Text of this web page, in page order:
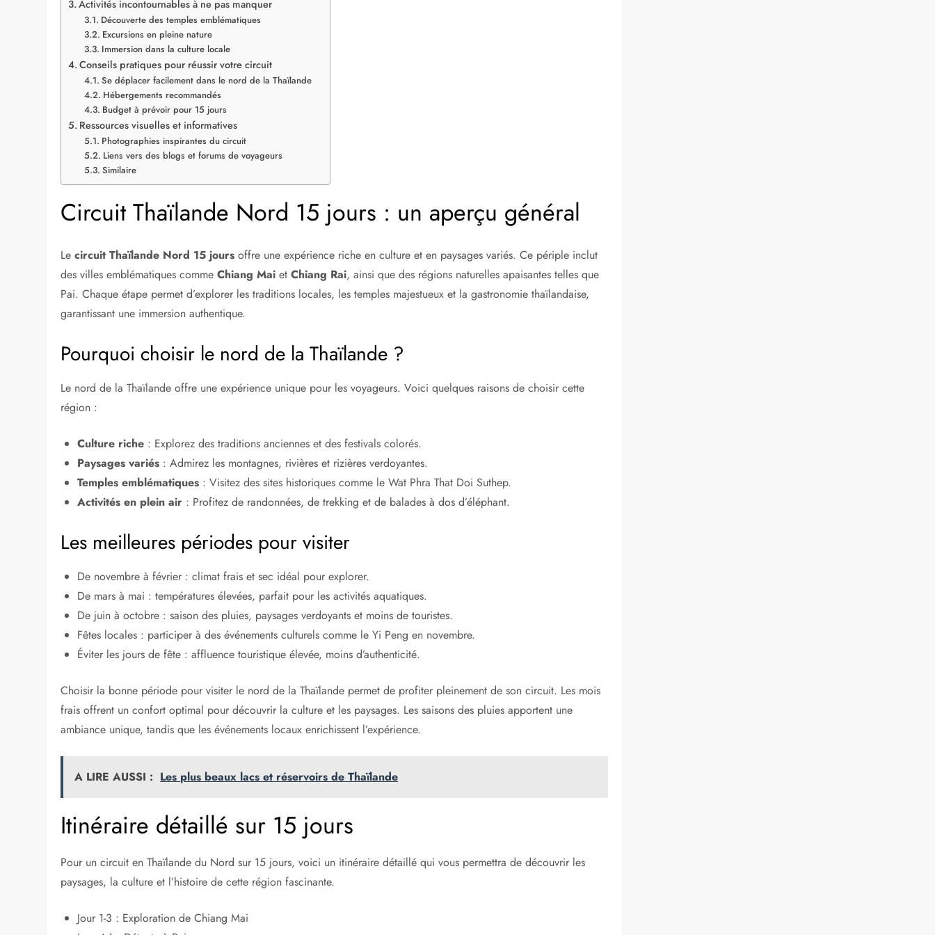
Activités incontournables à ne pas manquer
Découverte des temples emblématiques
Excursions en pleine nature
Immersion dans la culture locale
Conseils pratiques pour réussir votre circuit
Se déplacer facilement dans le nord de la Thaïlande
Hébergements recommandés
Budget à prévoir pour 15 jours
Ressources visuelles et informatives
Photographies inspirantes du circuit
Liens vers des blogs et forums de voyageurs
Similaire
Circuit Thaïlande Nord 15 jours : un aperçu général
Lecircuit Thaïlande Nord 15 jours offre une expérience riche en culture et en paysages variés. Ce périple inclut
des villes emblématiques commeChiang Mai etChiang Rai, ainsi que des régions naturelles apaisantes telles que
Pai. Chaque étape permet d’explorer les traditions locales, les temples majestueux et la gastronomie thaïlandaise,
garantissant une immersion authentique.
Pourquoi choisir le nord de la Thaïlande ?
Le nord de la Thaïlande offre une expérience unique pour les voyageurs. Voici quelques raisons de choisir cette
région :
Culture riche : Explorez des traditions anciennes et des festivals colorés.
Paysages variés : Admirez les montagnes, rivières et rizières verdoyantes.
Temples emblématiques : Visitez des sites historiques comme le Wat Phra That Doi Suthep.
Activités en plein air : Profitez de randonnées, de trekking et de balades à dos d’éléphant.
Les meilleures périodes pour visiter
De novembre à février : climat frais et sec idéal pour explorer.
De mars à mai : températures élevées, parfait pour les activités aquatiques.
De juin à octobre : saison des pluies, paysages verdoyants et moins de touristes.
Fêtes locales : participer à des événements culturels comme le Yi Peng en novembre.
Éviter les jours de fête : affluence touristique élevée, moins d’authenticité.
Choisir la bonne période pour visiter le nord de la Thaïlande permet de profiter pleinement de son circuit. Les mois
frais offrent un confort optimal pour découvrir la culture et les paysages. Les saisons des pluies apportent une
ambiance unique, tandis que les événements locaux enrichissent l’expérience.
A LIRE AUSSI : Les plus beaux lacs et réservoirs de Thaïlande
Itinéraire détaillé sur 15 jours
Pour un circuit en Thaïlande du Nord sur 15 jours, voici un itinéraire détaillé qui vous permettra de découvrir les
paysages, la culture et l’histoire de cette région fascinante.
Jour 1-3 : Exploration de Chiang Mai